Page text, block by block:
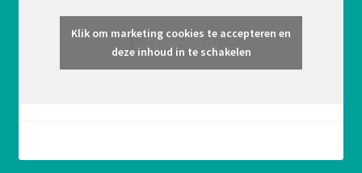
Design4all.nu
Klik om marketing cookies te accepteren en
deze inhoud in te schakelen